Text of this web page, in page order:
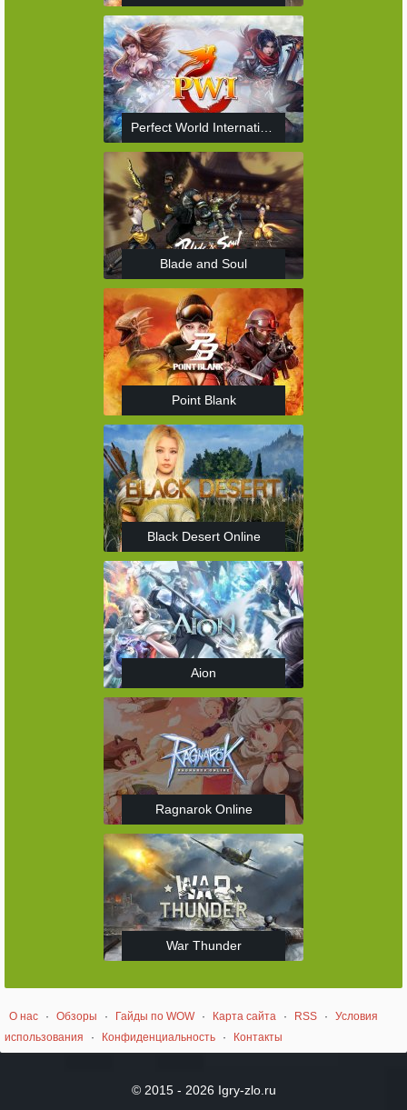
Perfect World International
Blade and Soul
Point Blank
Black Desert Online
Aion
Ragnarok Online
War Thunder
О нас · Обзоры · Гайды по WOW · Карта сайта · RSS ·
Условия
использования
· Конфиденциальность · Контакты
© 2015 - 2026 Igry-zlo.ru